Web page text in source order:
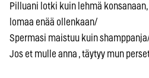
Pilluani lotki kuin lehmä
lomaa enää ollenkaan/
Spermasi maistuu kuin
Jos et mulle anna , täytyy mun